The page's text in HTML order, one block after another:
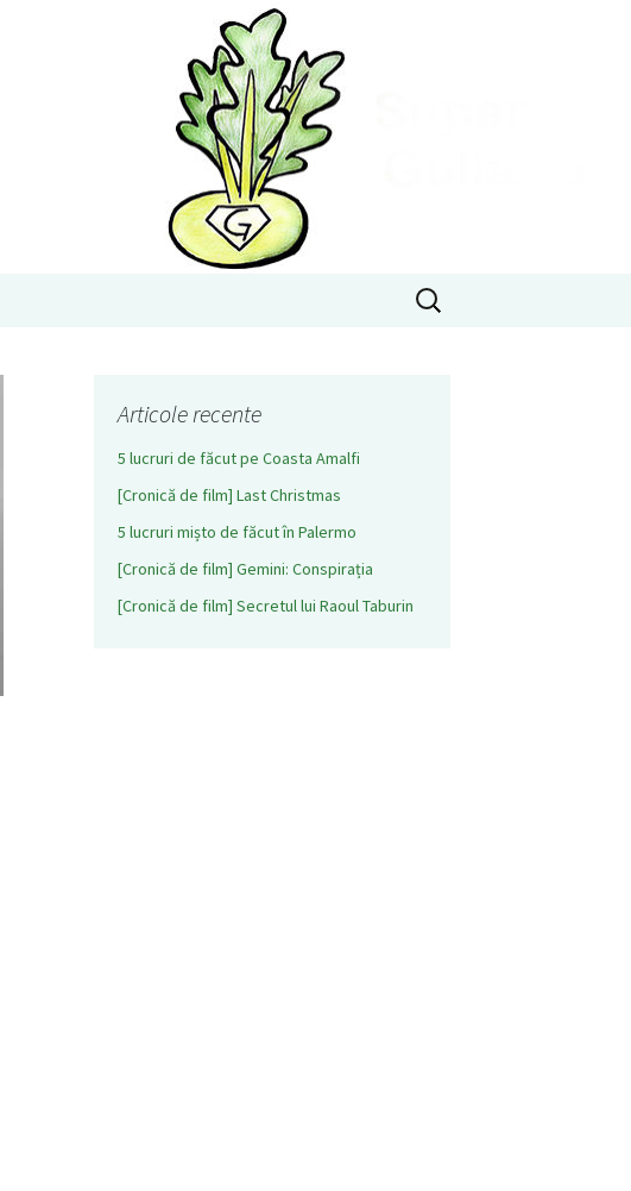
Caută
după:
Articole recente
5 lucruri de făcut pe Coasta Amalfi
[Cronică de film] Last Christmas
5 lucruri mișto de făcut în Palermo
[Cronică de film] Gemini: Conspirația
[Cronică de film] Secretul lui Raoul Taburin